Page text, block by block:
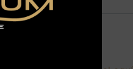
Descripción